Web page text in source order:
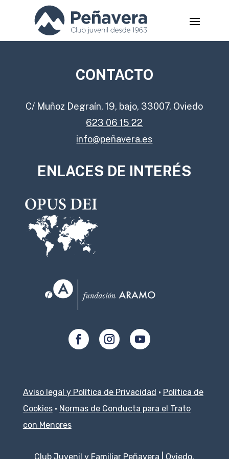
CONTACTO
C/ Muñoz Degraín, 19, bajo, 33007, Oviedo
623 06 15 22
info@peñavera.es
ENLACES DE INTERÉS
Aviso legal y Política de Privacidad · Política de
Cookies· Normas de Conducta para el Trato
con Menores
Club Juvenil y Familiar Peñavera | Oviedo,